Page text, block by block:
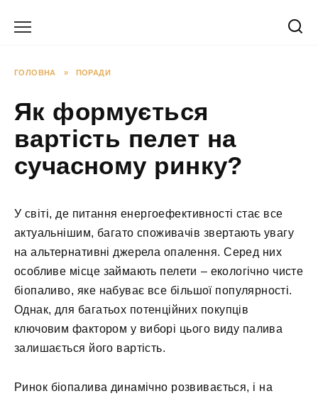
ГОЛОВНА » ПОРАДИ
Як формується
вартість пелет на
сучасному ринку?
У світі, де питання енергоефективності стає все
актуальнішим, багато споживачів звертають увагу
на альтернативні джерела опалення. Серед них
особливе місце займають пелети – екологічно чисте
біопаливо, яке набуває все більшої популярності.
Однак, для багатьох потенційних покупців
ключовим фактором у виборі цього виду палива
залишається його вартість.
Ринок біопалива динамічно розвивається, і на